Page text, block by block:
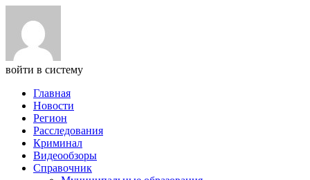
войти в систему
Главная
Новости
Регион
Расследования
Криминал
Видеообзоры
Справочник